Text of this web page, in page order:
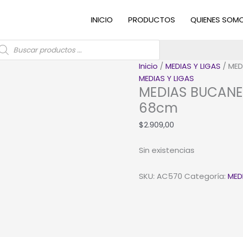
INICIO PRODUCTOS QUIENES
Inicio / MEDIAS Y LIGAS /
MEDIAS Y LIGAS
MEDIAS
68cm
$2.909,00
Sin existencias
SKU: AC570 Categoría: